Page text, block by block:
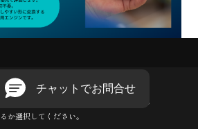
All Rights Reserved.
ト
す。
「プライバシーポリシー
」をご覧ください。
か選択してください。